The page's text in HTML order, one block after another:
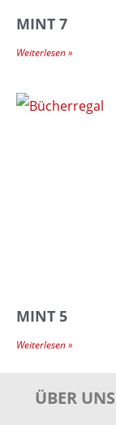
MINT 7
Weiterlesen »
MINT 5
Weiterlesen »
ÜBER UNS